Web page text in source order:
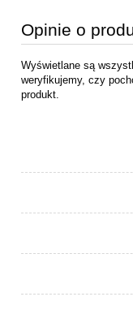
Opinie o
Wyświetlane są
weryfikujemy, czy
produkt.